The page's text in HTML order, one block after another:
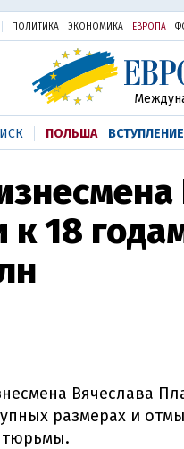
ПОЛИТИКА ЭКОНОМИКА ЕВРОПА
ПОЛЬША
18
Вячеслава
размерах и
тюрьмы.